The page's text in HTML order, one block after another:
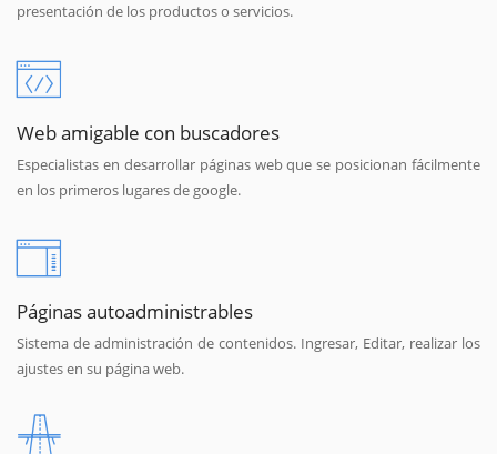
presentación de los productos o servicios.
Web amigable con buscadores
Especialistas en desarrollar páginas web que se posicionan fácilmente
en los primeros lugares de google.
Páginas autoadministrables
Sistema de administración de contenidos. Ingresar, Editar, realizar los
ajustes en su página web.